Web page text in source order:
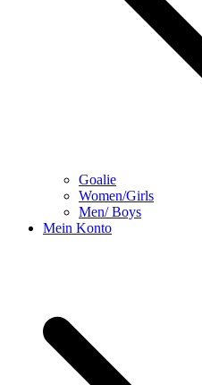
Goalie
Women/Girls
Men/ Boys
Mein Konto